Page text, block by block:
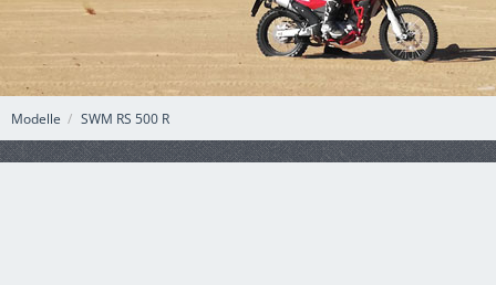
Modelle SWM RS 500 R